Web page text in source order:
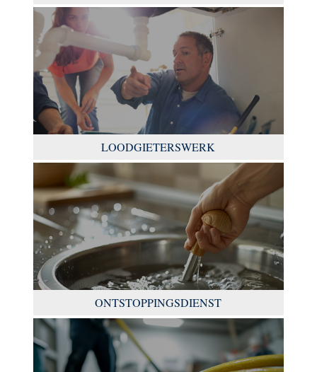
LOODGIETERSWERK
ONTSTOPPINGSDIENST